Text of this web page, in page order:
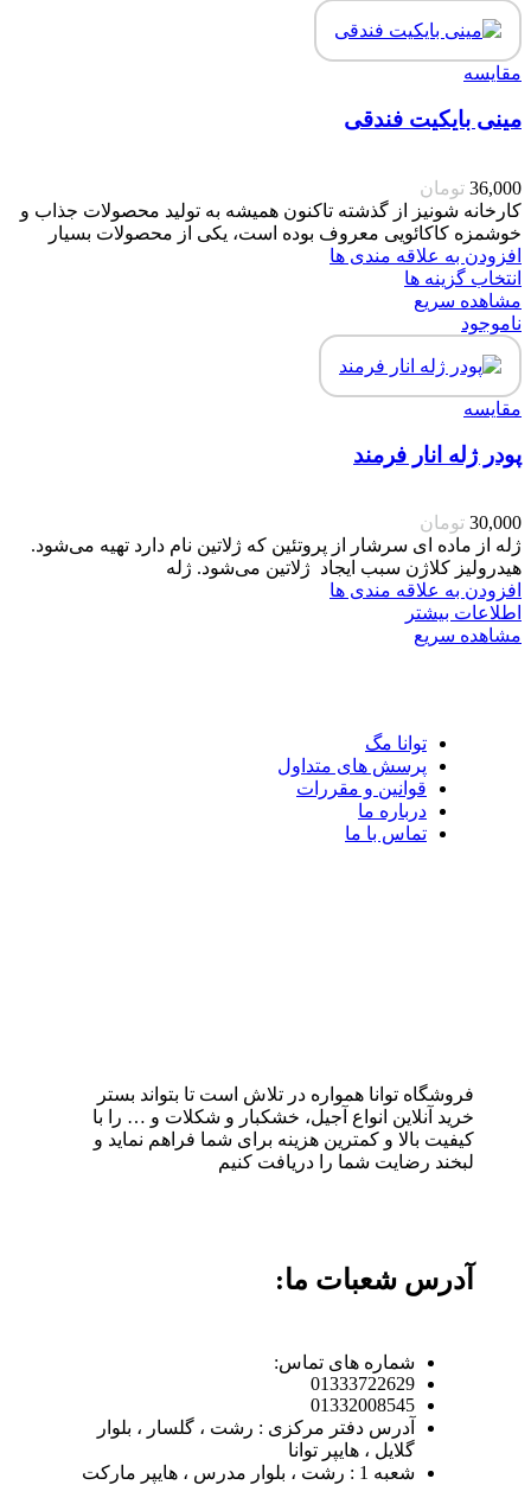
مقایسه
مینی بایکیت فندقی
36,000 تومان
کارخانه شونیز از گذشته تاکنون همیشه به تولید محصولات جذاب و
خوشمزه کاکائویی معروف بوده است، یکی از محصولات بسیار
افزودن به علاقه مندی ها
انتخاب گزینه ها
مشاهده سریع
ناموجود
مقایسه
پودر ژله انار فرمند
30,000 تومان
ژله از ماده ای سرشار از پروتئین که ژلاتین نام دارد تهیه ‌می‌شود.
هیدرولیز کلاژن سبب ایجاد ژلاتین می‌شود. ژله
افزودن به علاقه مندی ها
اطلاعات بیشتر
مشاهده سریع
توانا مگ
پرسش های متداول
قوانین و مقررات
درباره ما
تماس با ما
فروشگاه توانا همواره در تلاش است تا بتواند بستر
خرید آنلاین انواع آجیل، خشکبار و شکلات و … را با
کیفیت بالا و کمترین هزینه برای شما فراهم نماید و
لبخند رضایت شما را دریافت کنیم
آدرس شعبات ما:
شماره های تماس:
01333722629
01332008545
آدرس دفتر مرکزی : رشت ، گلسار ، بلوار
گلایل ، هایپر توانا
شعبه 1 : رشت ، بلوار مدرس ، هایپر مارکت